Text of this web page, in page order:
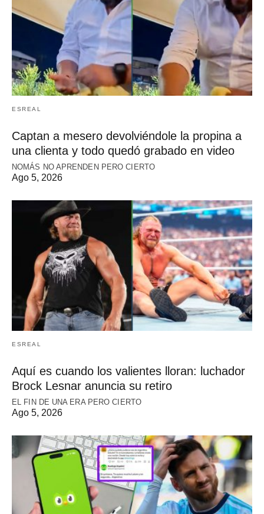
ESREAL
Captan a mesero devolviéndole la propina a
una clienta y todo quedó grabado en video
NOMÁS NO APRENDEN PERO CIERTO
Ago 5, 2026
ESREAL
Aquí es cuando los valientes lloran: luchador
Brock Lesnar anuncia su retiro
EL FIN DE UNA ERA PERO CIERTO
Ago 5, 2026